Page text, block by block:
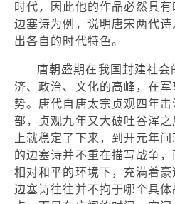
时代，因此他的作品必然具
边塞诗为例，说明唐宋两代
出各自的时代特色。
唐朝盛期在我国封建社
济、政治、文化的高峰，在
势。唐代自唐太宗贞观四年
部，贞观九年又大破吐谷浑
上就稳定了下来，到开元年
的边塞诗并不重在描写战争
相对和平的环境下，充满着
边塞诗往往并不拘于哪个具